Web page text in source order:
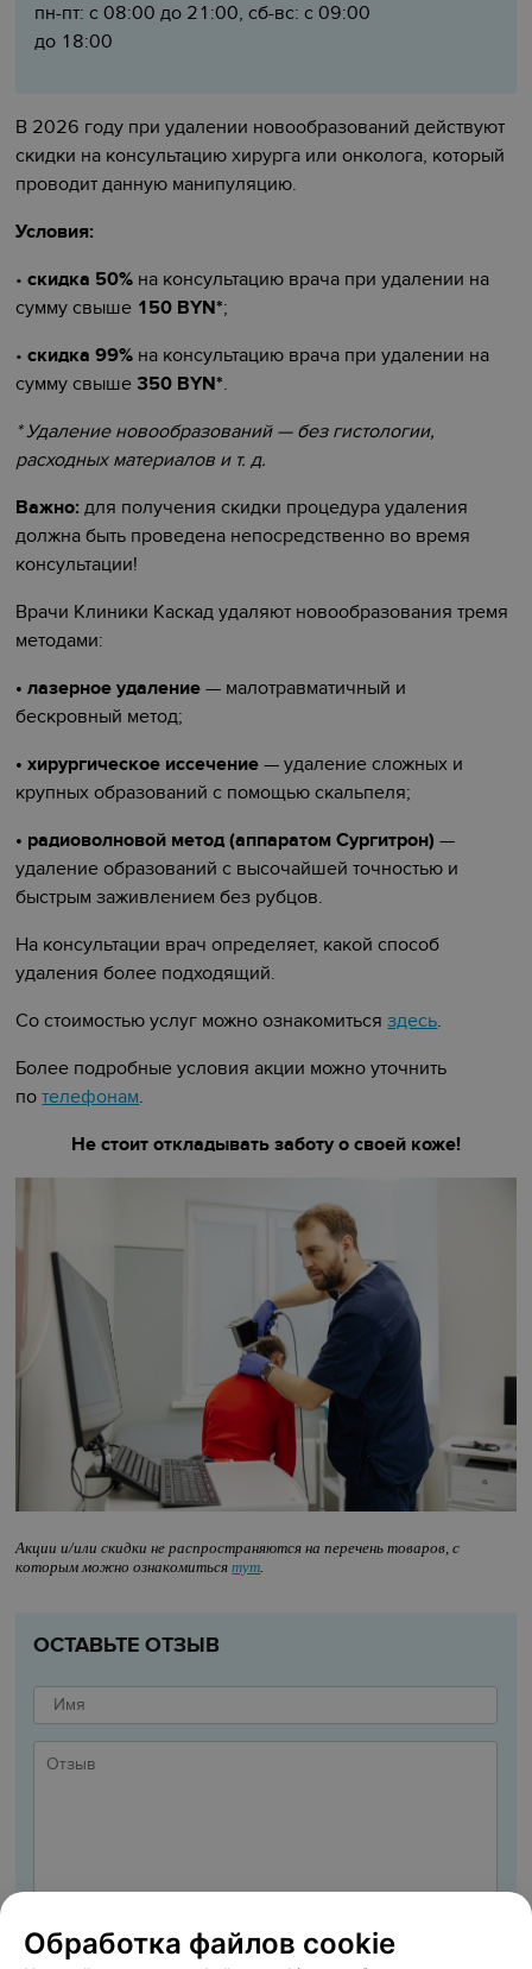
пн-пт: с 08:00 до 21:00, сб-вс: с 09:00
до 18:00
В 2026 году при удалении новообразований действуют
скидки на консультацию хирурга или онколога, который
проводит данную манипуляцию.
Условия:
• скидка 50% на консультацию врача при удалении на
сумму свыше 150 BYN*;
• скидка 99% на консультацию врача при удалении на
сумму свыше 350 BYN*.
* Удаление новообразований — без гистологии,
расходных материалов и т. д.
Важно: для получения скидки процедура удаления
должна быть проведена непосредственно во время
консультации!
Врачи Клиники Каскад удаляют новообразования тремя
методами:
•лазерное удаление — малотравматичный и
бескровный метод;
•хирургическое иссечение — удаление сложных и
крупных образований с помощью скальпеля;
• радиоволновой метод (аппаратом Сургитрон) —
удаление образований с высочайшей точностью и
быстрым заживлением без рубцов.
На консультации врач определяет, какой способ
удаления более подходящий.
Со стоимостью услуг можно ознакомиться здесь.
Более подробные условия акции можно уточнить
по телефонам.
Не стоит откладывать заботу о своей коже!
Акции и/или скидки не распространяются на перечень товаров, с
которым можно ознакомитьсятут
ОСТАВЬТЕ ОТЗЫВ
Обработка файлов cookie